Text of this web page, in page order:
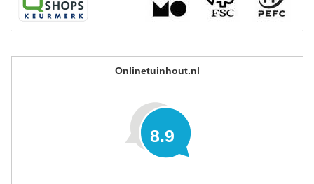
Onlinetuinhout.nl
8.9